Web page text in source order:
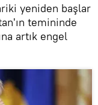
yeniden başlar
temininde
artık engel